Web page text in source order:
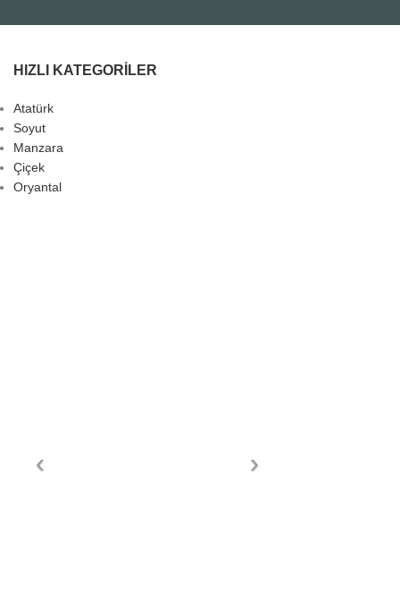
HIZLI KATEGORILER
Atatürk
Soyut
Manzara
Çiçek
Oryantal